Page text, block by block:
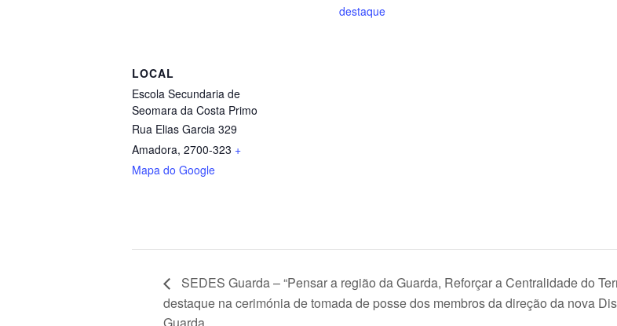
destaque
LOCAL
Escola Secundaria de
Seomara da Costa Primo
Rua Elias Garcia 329
Amadora, 2700-323 +
Mapa do Google
SEDES Guarda – “Pensar a região da Guarda, Reforçar a Centralidade do
destaque na cerimónia de tomada de posse dos membros da direção da nova